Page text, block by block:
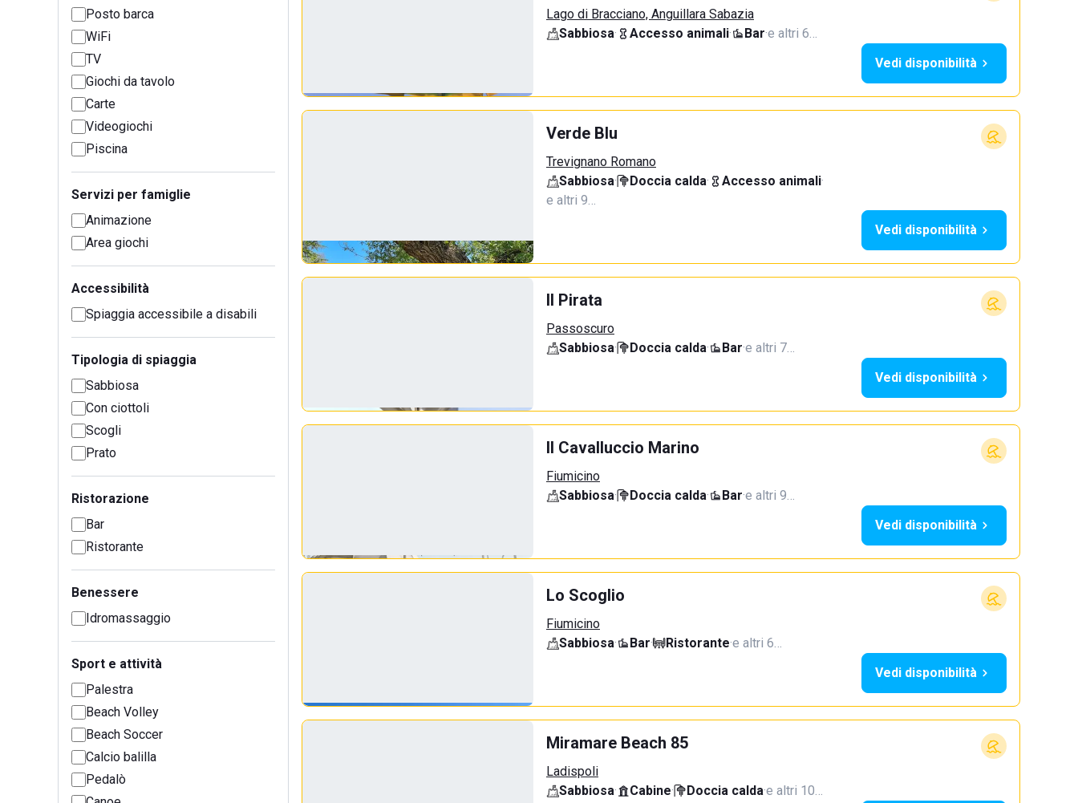
Posto barca
WiFi
TV
Giochi da tavolo
Carte
Videogiochi
Piscina
Servizi per famiglie
Animazione
Area giochi
Accessibilità
Spiaggia accessibile a disabili
Tipologia di spiaggia
Sabbiosa
Con ciottoli
Scogli
Prato
Ristorazione
Bar
Ristorante
Benessere
Idromassaggio
Sport e attività
Palestra
Beach Volley
Beach Soccer
Calcio balilla
Pedalò
Lago di Bracciano, Anguillara Sabazia
Sabbiosa· Accesso animali· Bar·e altri 6…
Vedi disponibilità
Verde Blu
Trevignano Romano
Sabbiosa· Doccia calda· Accesso animali·
e altri 9…
Vedi disponibilità
Il Pirata
Passoscuro
Sabbiosa· Doccia calda· Bar·e altri 7…
Vedi disponibilità
Il Cavalluccio Marino
Fiumicino
Sabbiosa· Doccia calda· Bar·e altri 9…
Vedi disponibilità
Lo Scoglio
Fiumicino
Sabbiosa· Bar· Ristorante·e altri 6…
Vedi disponibilità
Miramare Beach 85
Ladispoli
Sabbiosa· Cabine· Doccia calda·e altri 10…